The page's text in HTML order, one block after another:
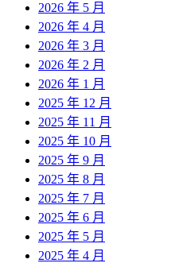
2026 年 5 月
2026 年 4 月
2026 年 3 月
2026 年 2 月
2026 年 1 月
2025 年 12 月
2025 年 11 月
2025 年 10 月
2025 年 9 月
2025 年 8 月
2025 年 7 月
2025 年 6 月
2025 年 5 月
2025 年 4 月